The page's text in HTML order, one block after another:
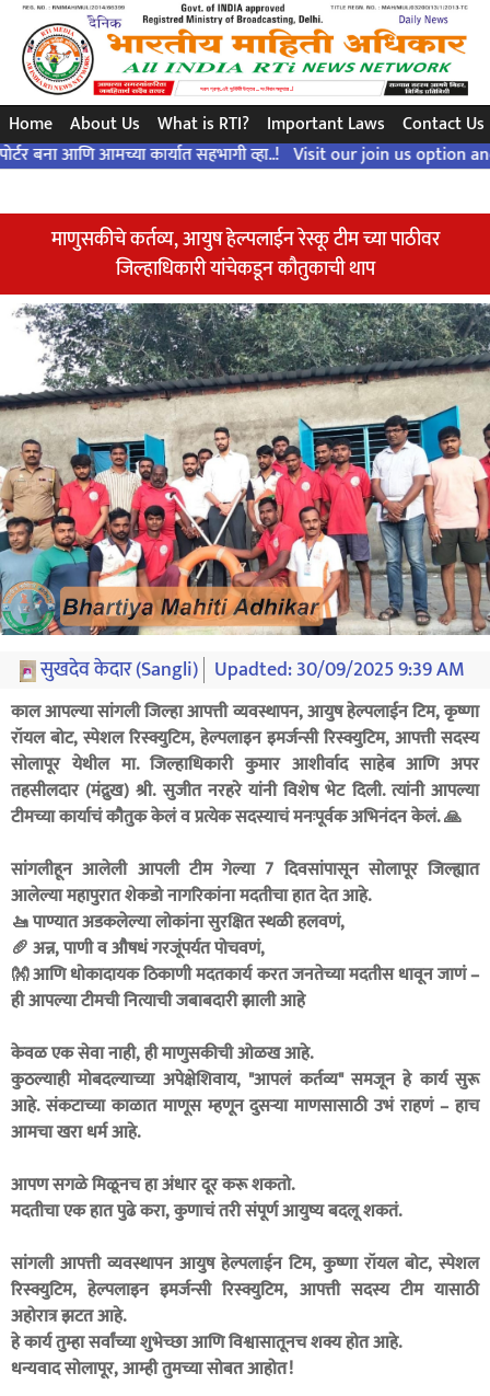
সরল প্রশ্ন..এই সুনির্দিষ্ট উত্তর ... সংবিধান অনুসারে ..!
Home About Us What is RTI? Important Laws
Contact Us
आमच्या कार्यात सहभागी व्हा..! Visit our join us option and
माणुसकीचे कर्तव्य, आयुष हेल्पलाईन रेस्कू टीम च्या पाठीवर
जिल्हाधिकारी यांचेकडून कौतुकाची थाप
सुखदेव केदार (Sangli) Upadted:30/09/2025 9:39 AM
काल आपल्या सांगली जिल्हा आपत्ती व्यवस्थापन, आयुष हेल्पलाईन टिम, कृष्णा
रॉयल बोट, स्पेशल रिस्क्युटिम, हेल्पलाइन इमर्जन्सी रिस्क्युटिम, आपत्ती सदस्य
सोलापूर येथील मा. जिल्हाधिकारी कुमार आशीर्वाद साहेब आणि अपर
तहसीलदार (मंद्रुख) श्री. सुजीत नरहरे यांनी विशेष भेट दिली. त्यांनी आपल्या
टीमच्या कार्याचं कौतुक केलं व प्रत्येक सदस्याचं मनःपूर्वक अभिनंदन केलं. 🙏
सांगलीहून आलेली आपली टीम गेल्या 7 दिवसांपासून सोलापूर जिल्ह्यात
आलेल्या महापुरात शेकडो नागरिकांना मदतीचा हात देत आहे.
🚤 पाण्यात अडकलेल्या लोकांना सुरक्षित स्थळी हलवणं,
🥖 अन्न, पाणी व औषधं गरजूंपर्यंत पोचवणं,
👐 आणि धोकादायक ठिकाणी मदतकार्य करत जनतेच्या मदतीस धावून जाणं –
ही आपल्या टीमची नित्याची जबाबदारी झाली आहे
केवळ एक सेवा नाही, ही माणुसकीची ओळख आहे.
कुठल्याही मोबदल्याच्या अपेक्षेशिवाय, "आपलं कर्तव्य" समजून हे कार्य सुरू
आहे. संकटाच्या काळात माणूस म्हणून दुसऱ्या माणसासाठी उभं राहणं – हाच
आमचा खरा धर्म आहे.
आपण सगळे मिळूनच हा अंधार दूर करू शकतो.
मदतीचा एक हात पुढे करा, कुणाचं तरी संपूर्ण आयुष्य बदलू शकतं.
सांगली आपत्ती व्यवस्थापन आयुष हेल्पलाईन टिम, कुष्णा रॉयल बोट, स्पेशल
रिस्क्युटिम, हेल्पलाइन इमर्जन्सी रिस्क्युटिम, आपत्ती सदस्य टीम यासाठी
अहोरात्र झटत आहे.
हे कार्य तुम्हा सर्वांच्या शुभेच्छा आणि विश्वासातूनच शक्य होत आहे.
धन्यवाद सोलापूर, आम्ही तुमच्या सोबत आहोत!